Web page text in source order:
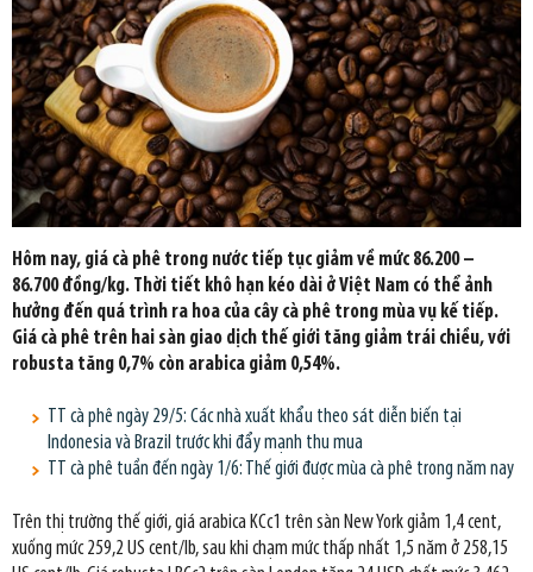
Hôm nay, giá cà phê trong nước tiếp tục giảm về mức 86.200 –
86.700 đồng/kg. Thời tiết khô hạn kéo dài ở Việt Nam có thể ảnh
hưởng đến quá trình ra hoa của cây cà phê trong mùa vụ kế tiếp.
Giá cà phê trên hai sàn giao dịch thế giới tăng giảm trái chiều, với
robusta tăng 0,7% còn arabica giảm 0,54%.
TT cà phê ngày 29/5: Các nhà xuất khẩu theo sát diễn biến tại
Indonesia và Brazil trước khi đẩy mạnh thu mua
TT cà phê tuần đến ngày 1/6: Thế giới được mùa cà phê trong năm nay
Trên thị trường thế giới, giá arabica KCc1 trên sàn New York giảm 1,4 cent,
xuống mức 259,2 US cent/lb, sau khi chạm mức thấp nhất 1,5 năm ở 258,15